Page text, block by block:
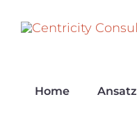
Inhalt
Home Ansatz